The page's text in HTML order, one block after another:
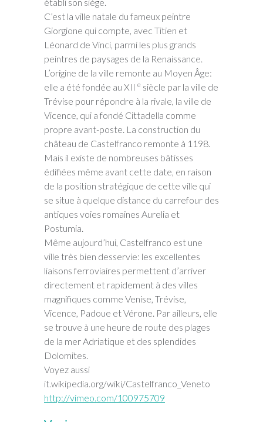
C’est la ville natale du fameux peintre
Giorgione qui compte, avec Titien et
Léonard de Vinci, parmi les plus grands
peintres de paysages de la Renaissance.
L’origine de la ville remonte au Moyen Âge:
elle a été fondée au XII e siècle par la ville de
Trévise pour répondre à la rivale, la ville de
Vicence, qui a fondé Cittadella comme
propre avant-poste. La construction du
château de Castelfranco remonte à 1198.
Mais il existe de nombreuses bâtisses
édifiées même avant cette date, en raison
de la position stratégique de cette ville qui
se situe à quelque distance du carrefour des
antiques voies romaines Aurelia et
Postumia.
Même aujourd’hui, Castelfranco est une
ville très bien desservie: les excellentes
liaisons ferroviaires permettent d’arriver
directement et rapidement à des villes
magnifiques comme Venise, Trévise,
Vicence, Padoue et Vérone. Par ailleurs, elle
se trouve à une heure de route des plages
de la mer Adriatique et des splendides
Dolomites.
Voyez aussi
it.wikipedia.org/wiki/Castelfranco_Veneto
http://vimeo.com/100975709